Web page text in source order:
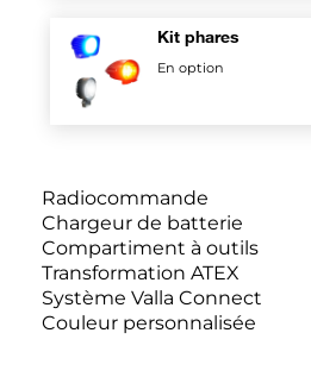
Kit phares
En option
Radiocommande
Chargeur de batterie
Compartiment à outils
Transformation ATEX
Système Valla Connect
Couleur personnalisée